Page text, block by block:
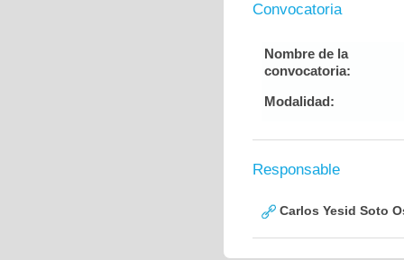
Convocatoria
Nombre de la
convocatoria:
Modalidad:
Responsable
Carlos Yesid Soto